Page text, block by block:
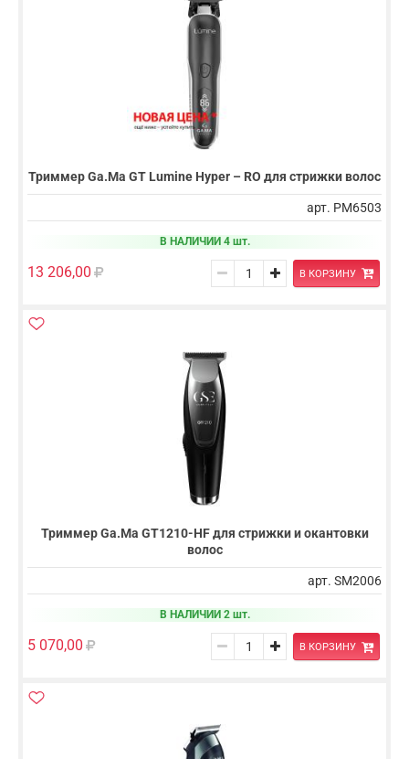
Триммер Ga.Ma GT Lumine Hyper – RO для стрижки волос
арт. PM6503
В НАЛИЧИИ 4 шт.
13 206,00 В КОРЗИНУ
Триммер Ga.Ma GT1210-HF для стрижки и окантовки
волос
арт. SM2006
В НАЛИЧИИ 2 шт.
5 070,00 В КОРЗИНУ